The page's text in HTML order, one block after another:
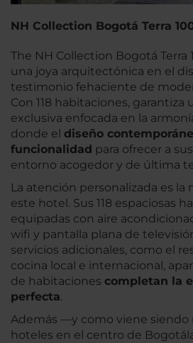
NH Collection Bogotá Terra
The NH Collection Bogotá Terra
una joya arquitectónica en el
testimonio fehaciente de
Con 118 habitaciones, garantiza
exclusiva enfocada en la
donde el diseño
funcionalidad para ofrecer a
entorno acogedor y de última
La atención personalizada es la
este hotel. Sus 118 espaciosas
equipadas con aire
wifi y pantalla plana de
servicios adicionales, como el
cocina local e internacional,
de habitaciones completan la
perfecta.
Además —y como viene siendo
hoteles en el centro de